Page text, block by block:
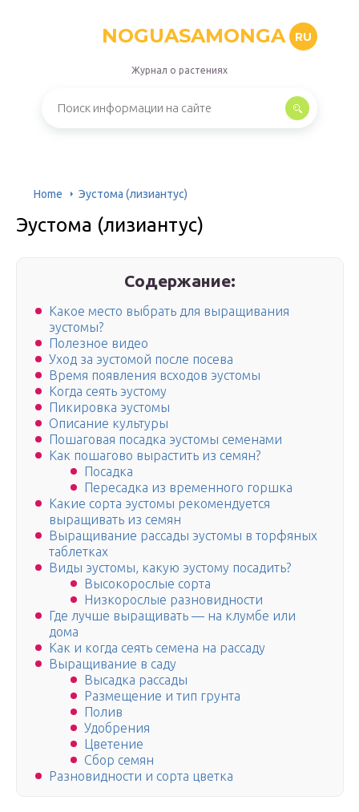
NOGUASAMONGA RU
Журнал о растениях
Home Эустома (лизиантус)
Эустома (лизиантус)
Содержание:
Какое место выбрать для выращивания
эустомы?
Полезное видео
Уход за эустомой после посева
Время появления всходов эустомы
Когда сеять эустому
Пикировка эустомы
Описание культуры
Пошаговая посадка эустомы семенами
Как пошагово вырастить из семян?
Посадка
Пересадка из временного горшка
Какие сорта эустомы рекомендуется
выращивать из семян
Выращивание рассады эустомы в торфяных
таблетках
Виды эустомы, какую эустому посадить?
Высокорослые сорта
Низкорослые разновидности
Где лучше выращивать — на клумбе или
дома
Как и когда сеять семена на рассаду
Выращивание в саду
Высадка рассады
Размещение и тип грунта
Полив
Удобрения
Цветение
Сбор семян
Разновидности и сорта цветка